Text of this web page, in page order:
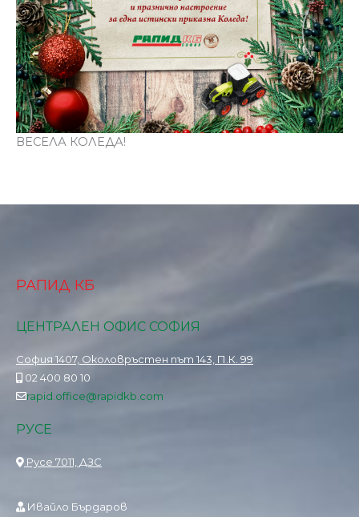
ВЕСЕЛА КОЛЕДА!
РАПИД КБ
ЦЕНТРАЛЕН ОФИС СОФИЯ
София 1407, Околовръстен път 143, П.К. 99
02 400 80 10
rapid.office@rapidkb.com
РУСЕ
Русе 7011, ДЗС
Ивайло Бърдаров